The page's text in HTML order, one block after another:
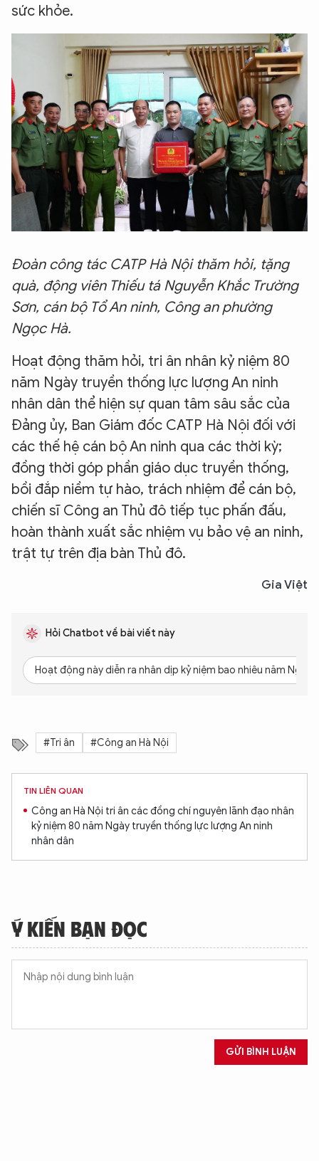
sức khỏe.
Đoàn công tác CATP Hà Nội thăm hỏi, tặng
quà, động viên Thiếu tá Nguyễn Khắc Trường
Sơn, cán bộ Tổ An ninh, Công an phường
Ngọc Hà.
Hoạt động thăm hỏi, tri ân nhân kỷ niệm 80
năm Ngày truyền thống lực lượng An ninh
nhân dân thể hiện sự quan tâm sâu sắc của
Đảng ủy, Ban Giám đốc CATP Hà Nội đối với
các thế hệ cán bộ An ninh qua các thời kỳ;
đồng thời góp phần giáo dục truyền thống,
bồi đắp niềm tự hào, trách nhiệm để cán bộ,
chiến sĩ Công an Thủ đô tiếp tục phấn đấu,
hoàn thành xuất sắc nhiệm vụ bảo vệ an ninh,
trật tự trên địa bàn Thủ đô.
Gia Việt
Hỏi Chatbot về bài viết này
Hoạt động này diễn ra nhân dịp kỷ niệm bao nhiêu năm
#Tri ân #Công an Hà Nội
TIN LIÊN QUAN
Công an Hà Nội tri ân các đồng chí nguyên lãnh đạo nhân
kỷ niệm 80 năm Ngày truyền thống lực lượng An ninh
nhân dân
Ý KIẾN BẠN ĐỌC
GỬI BÌNH LUẬN
TÔI LÀ CHATBOT CỦA
Hãy hỏi tôi bất kỳ điều gì bạn cần biết về
An Ninh Thủ Đô nhé. Tôi sẵn sàng hỗ trợ!